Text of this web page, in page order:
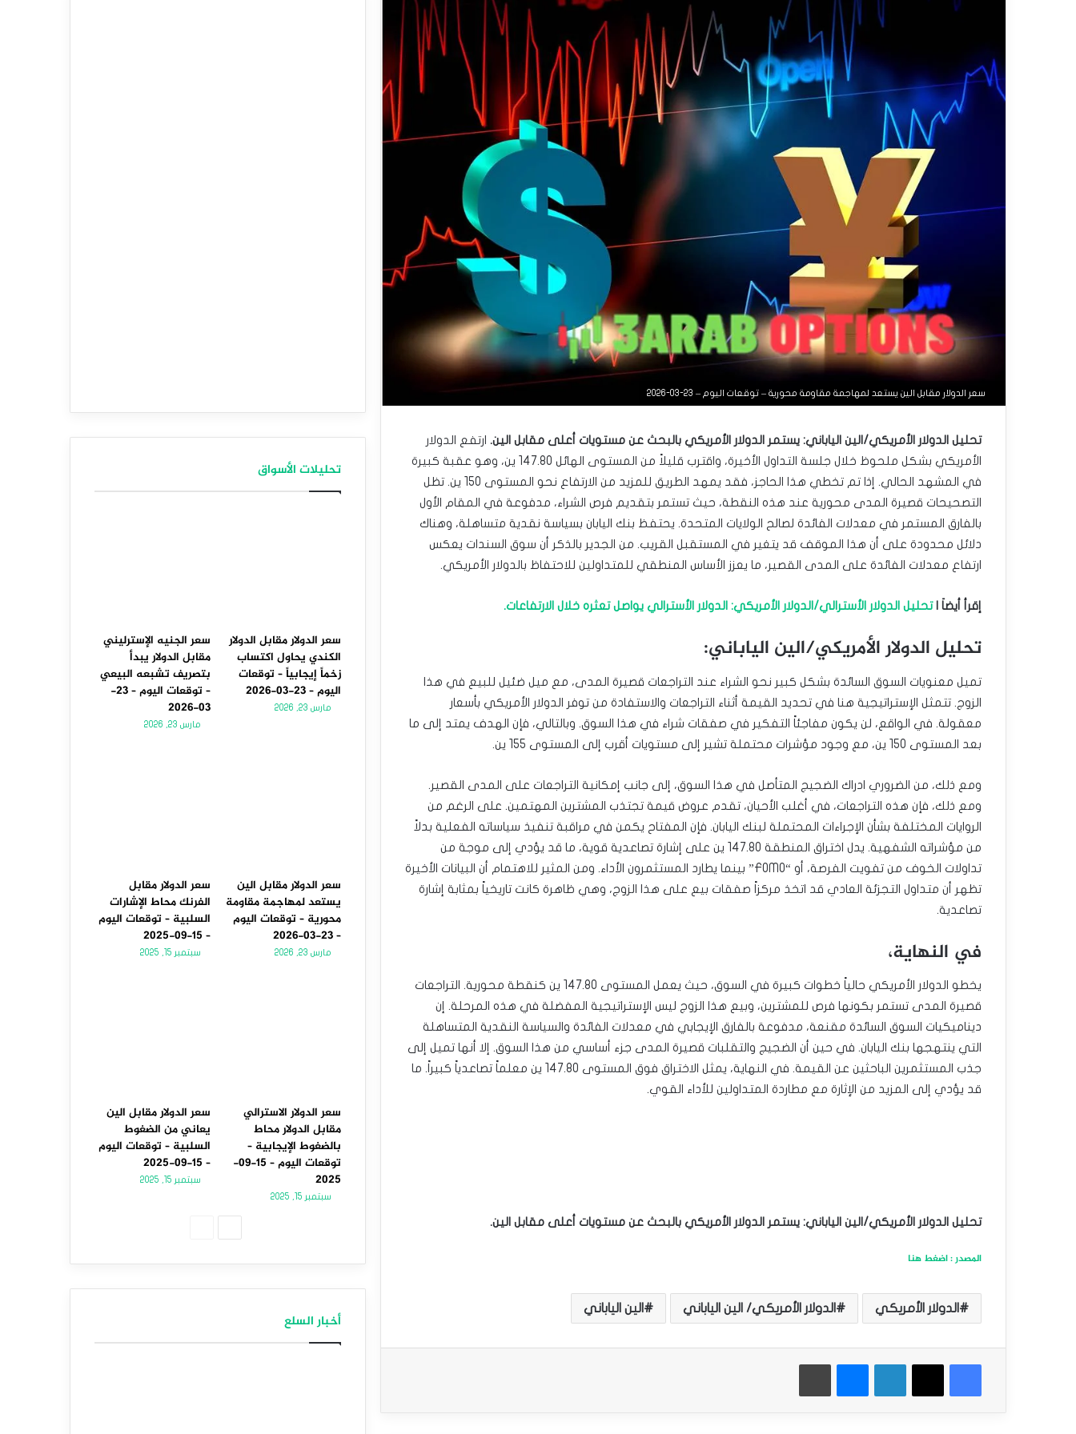
سعر الدولار مقابل الين يستعد لمهاجمة مقاومة محورية – توقعات اليوم – 23-03-2026
تحليل الدولار الأمريكي/الين الياباني: يستمر الدولار الأمريكي بالبحث عن مستويات أعلى مقابل الين. ارتفع الدولار
الأمريكي بشكل ملحوظ خلال جلسة التداول الأخيرة، واقترب قليلاً من المستوى الهائل 147.80 ين، وهو عقبة كبيرة
في المشهد الحالي. إذا تم تخطي هذا الحاجز، فقد يمهد الطريق للمزيد من الارتفاع نحو المستوى 150 ين. تظل
التصحيحات قصيرة المدى محورية عند هذه النقطة، حيث تستمر بتقديم فرص الشراء، مدفوعة في المقام الأول
بالفارق المستمر في معدلات الفائدة لصالح الولايات المتحدة. يحتفظ بنك اليابان بسياسة نقدية متساهلة، وهناك
دلائل محدودة على أن هذا الموقف قد يتغير في المستقبل القريب. من الجدير بالذكر أن سوق السندات يعكس
ارتفاع معدلات الفائدة على المدى القصير، ما يعزز الأساس المنطقي للمتداولين للاحتفاظ بالدولار الأمريكي.
إقرأ أيضاَ |تحليل الدولار الأسترالي/الدولار الأمريكي: الدولار الأسترالي يواصل تعثره خلال الارتفاعات.
تحليل الدولار الأمريكي/الين الياباني:
تميل معنويات السوق السائدة بشكل كبير نحو الشراء عند التراجعات قصيرة المدى، مع ميل ضئيل للبيع في هذا
الزوج. تتمثل الإستراتيجية هنا في تحديد القيمة أثناء التراجعات والاستفادة من توفر الدولار الأمريكي بأسعار
معقولة. في الواقع، لن يكون مفاجئاً التفكير في صفقات شراء في هذا السوق. وبالتالي، فإن الهدف يمتد إلى ما
بعد المستوى 150 ين، مع وجود مؤشرات محتملة تشير إلى مستويات أقرب إلى المستوى 155 ين.
ومع ذلك، من الضروري ادراك الضجيج المتأصل في هذا السوق، إلى جانب إمكانية التراجعات على المدى القصير.
ومع ذلك، فإن هذه التراجعات، في أغلب الأحيان، تقدم عروض قيمة تجتذب المشترين المهتمين. على الرغم من
الروايات المختلفة بشأن الإجراءات المحتملة لبنك اليابان. فإن المفتاح يكمن في مراقبة تنفيذ سياساته الفعلية بدلاً
من مؤشراته الشفهية. يدل اختراق المنطقة 147.80 ين على إشارة تصاعدية قوية، ما قد يؤدي إلى موجة من
تداولات الخوف من تفويت الفرصة، أو “FOMO” بينما يطارد المستثمرون الأداء. ومن المثير للاهتمام أن البيانات الأخيرة
تظهر أن متداول التجزئة العادي قد اتخذ مركزاً صفقات بيع على هذا الزوج، وهي ظاهرة كانت تاريخياً بمثابة إشارة
تصاعدية.
في النهاية،
يخطو الدولار الأمريكي حالياً خطوات كبيرة في السوق، حيث يعمل المستوى 147.80 ين كنقطة محورية. التراجعات
قصيرة المدى تستمر بكونها فرص للمشترين، وبيع هذا الزوج ليس الإستراتيجية المفضلة في هذه المرحلة. إن
ديناميكيات السوق السائدة مقنعة، مدفوعة بالفارق الإيجابي في معدلات الفائدة والسياسة النقدية المتساهلة
التي ينتهجها بنك اليابان. في حين أن الضجيج والتقلبات قصيرة المدى جزء أساسي من هذا السوق. إلا أنها تميل إلى
جذب المستثمرين الباحثين عن القيمة. في النهاية، يمثل الاختراق فوق المستوى 147.80 ين معلماً تصاعدياً كبيراً. ما
قد يؤدي إلى المزيد من الإثارة مع مطاردة المتداولين للأداء القوي.
تحليل الدولار الأمريكي/الين الياباني: يستمر الدولار الأمريكي بالبحث عن مستويات أعلى مقابل الين.
المصدر : اضغط هنا
الدولار الأمريكي الدولار الأمريكي/ الين الياباني الين الياباني
فيسبوك
‫X لينكدإن ماسنجر طباعة
اكتساب زخماً إيجابياً – توقعات اليوم – 23-
تحليلات الأسواق
سعر الدولار مقابل الدولار
الكندي يحاول اكتساب
زخماً إيجابياً – توقعات
اليوم – 23-03-2026
مارس 23, 2026
سعر الجنيه الإسترليني
مقابل الدولار يبدأ
بتصريف تشبعه البيعي
– توقعات اليوم – 23-
03-2026
مارس 23, 2026
سعر الدولار مقابل الين
يستعد لمهاجمة مقاومة
محورية – توقعات اليوم
– 23-03-2026
مارس 23, 2026
سعر الدولار مقابل
الفرنك محاط الإشارات
السلبية – توقعات اليوم
– 15-09-2025
سبتمبر 15, 2025
سعر الدولار الاسترالي
مقابل الدولار محاط
بالضغوط الإيجابية –
توقعات اليوم – 15-09-
2025
سبتمبر 15, 2025
سعر الدولار مقابل الين
يعاني من الضغوط
السلبية – توقعات اليوم
– 15-09-2025
سبتمبر 15, 2025
أخبار السلع